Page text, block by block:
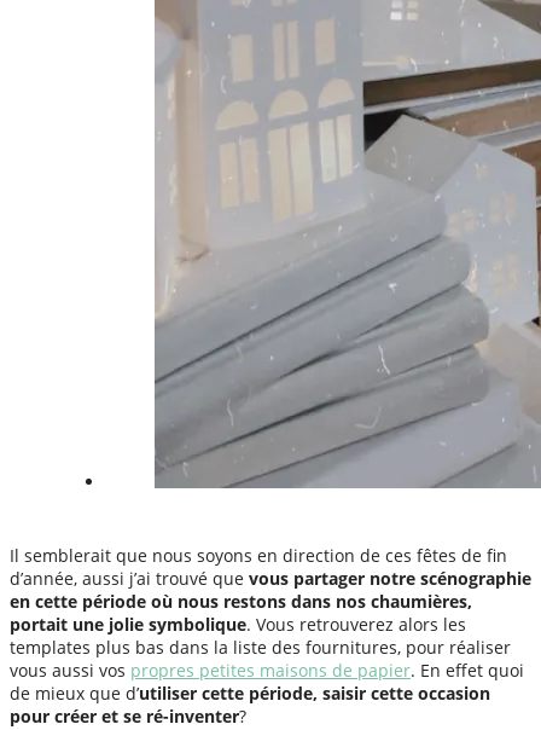
Il semblerait que nous soyons en direction de ces fêtes de fin
d’année, aussi j’ai trouvé que vous partager notre scénographie
en cette période où nous restons dans nos chaumières,
portait une jolie symbolique. Vous retrouverez alors les
templates plus bas dans la liste des fournitures, pour réaliser
vous aussi vos propres petites maisons de papier. En effet quoi
de mieux que d’utiliser cette période, saisir cette occasion
pour créer et se ré-inventer?